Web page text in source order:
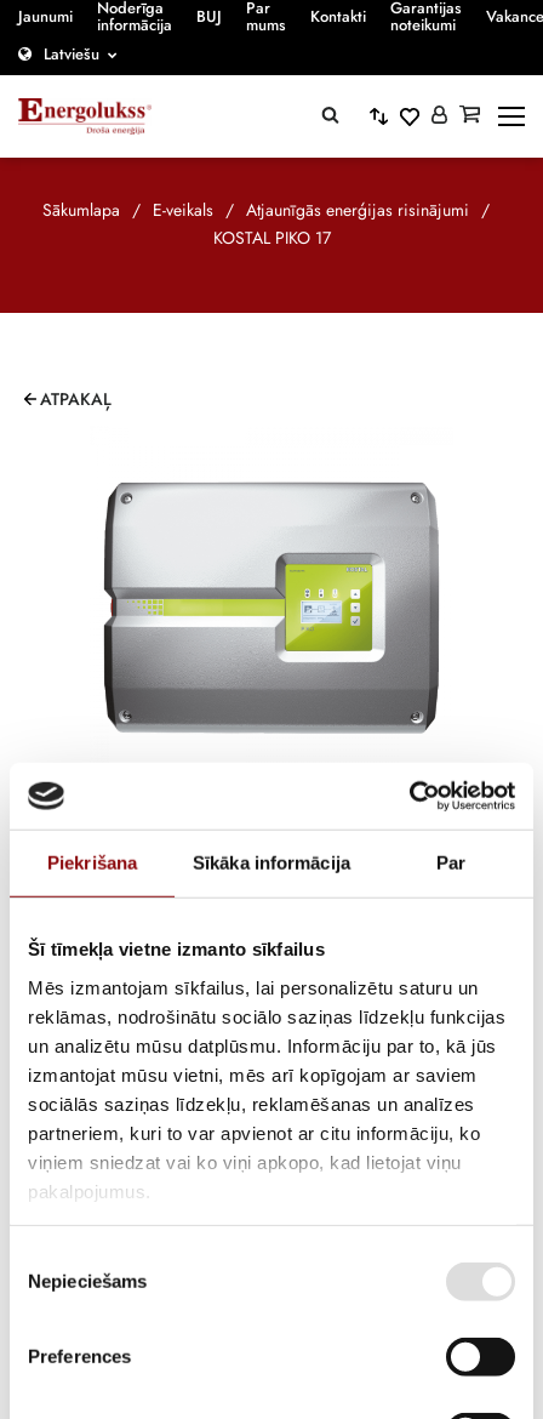
Piekrišana Sīkāka informācija Par
Šī tīmekļa vietne izmanto sīkfailus
Mēs izmantojam sīkfailus, lai personalizētu saturu un
reklāmas, nodrošinātu sociālo saziņas līdzekļu funkcijas
un analizētu mūsu datplūsmu. Informāciju par to, kā jūs
izmantojat mūsu vietni, mēs arī kopīgojam ar saviem
sociālās saziņas līdzekļu, reklamēšanas un analīzes
partneriem, kuri to var apvienot ar citu informāciju, ko
viņiem sniedzat vai ko viņi apkopo, kad lietojat viņu
pakalpojumus.
izvēle
Nepieciešams
Preferences
Jaunumi Noderīga
informācija BUJ Par
mums Kontakti Garantijas
noteikumi
Latviešu
Sākumlapa / E-veikals / Atjaunīgās enerģijas risinājumi /
KOSTAL PIKO 17
ATPAKAĻ
KOSTAL PIKO 17
€2 713,95
ar PVN
pasūtījuma)
ARTIKULS 12520002
RAŽOTĀJA KODS
PIEGĀDES LAIKS, JA PRECE NAV
NOLIKTAVĀ RĪGĀ
4 nedēļas
PIEVIENOT GROZAM